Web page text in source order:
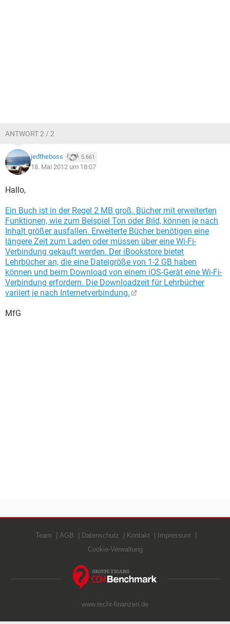
ANTWORT 2 / 2
jedtheboss 5.661
18. Mai 2012 um 18:07
Hallo,
Ein Buch ist in der Regel 2 MB groß. Bücher mit erweiterten
Funktionen, wie zum Beispiel Ton oder Bild, können je nach
Inhalt größer ausfallen. Erweiterte Bücher benötigen eine
längere Zeit zum Laden oder müssen über eine Wi-Fi-
Verbindung gekauft werden. Der iBookstore bietet
Lehrbücher an, die eine Dateigröße von 1-2 GB haben
können und beim Download von einem iOS-Gerät eine Wi-Fi-
Verbindung erfordern. Die Downloadzeit für Lehrbücher
variiert je nach Internetverbindung.
MfG
Team AGB Datenschutz Kontakt
Impressum
Cookie-Verwaltung
www.recht-finanzen.de